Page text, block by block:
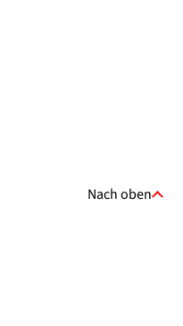
Nach oben